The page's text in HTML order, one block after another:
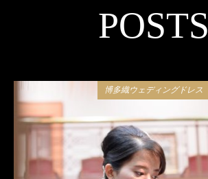
POSTS
博多織ウェディングドレス